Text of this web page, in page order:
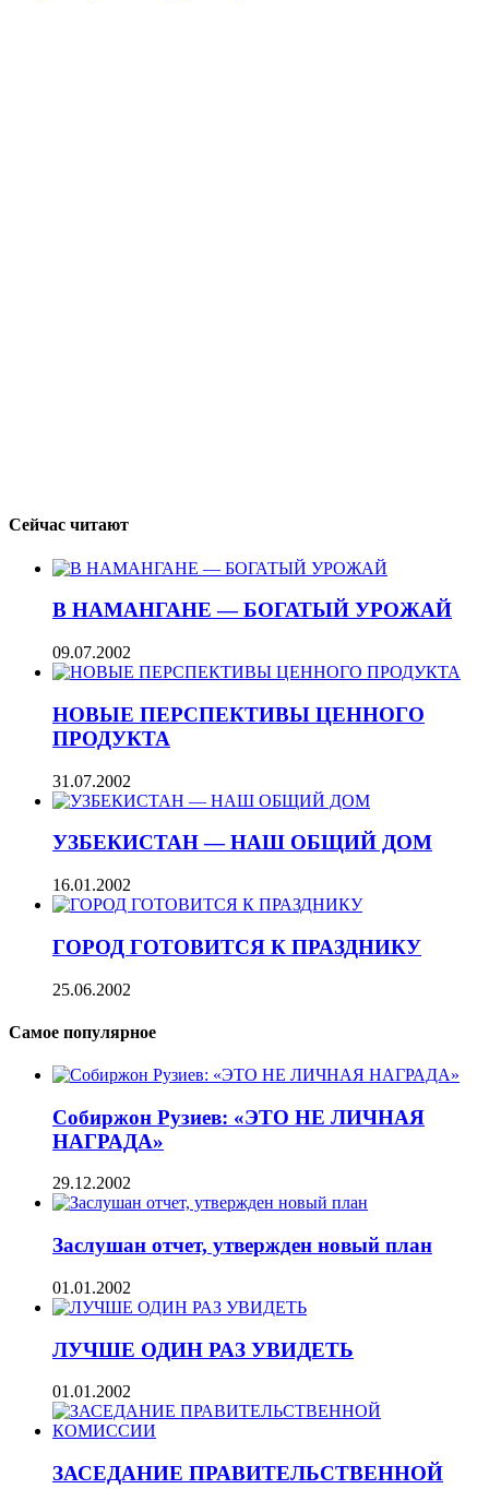
Сейчас читают
В НАМАНГАНЕ — БОГАТЫЙ УРОЖАЙ
09.07.2002
НОВЫЕ ПЕРСПЕКТИВЫ ЦЕННОГО
ПРОДУКТА
31.07.2002
УЗБЕКИСТАН — НАШ ОБЩИЙ ДОМ
16.01.2002
ГОРОД ГОТОВИТСЯ К ПРАЗДНИКУ
25.06.2002
Самое популярное
Собиржон Рузиев: «ЭТО НЕ ЛИЧНАЯ
НАГРАДА»
29.12.2002
Заслушан отчет, утвержден новый план
01.01.2002
ЛУЧШЕ ОДИН РАЗ УВИДЕТЬ
01.01.2002
ЗАСЕДАНИЕ ПРАВИТЕЛЬСТВЕННОЙ